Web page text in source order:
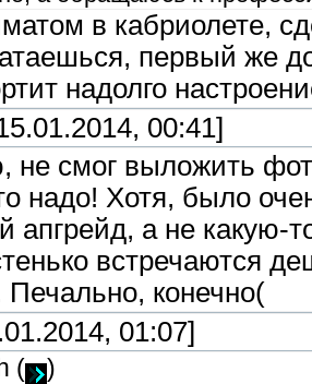
в кабриолете,
первый же
надолго
00:41]
не смог выложить
надо! Хотя, было
апгрейд, а не
встречаются
Печально, конечно(
01:07]
(
)